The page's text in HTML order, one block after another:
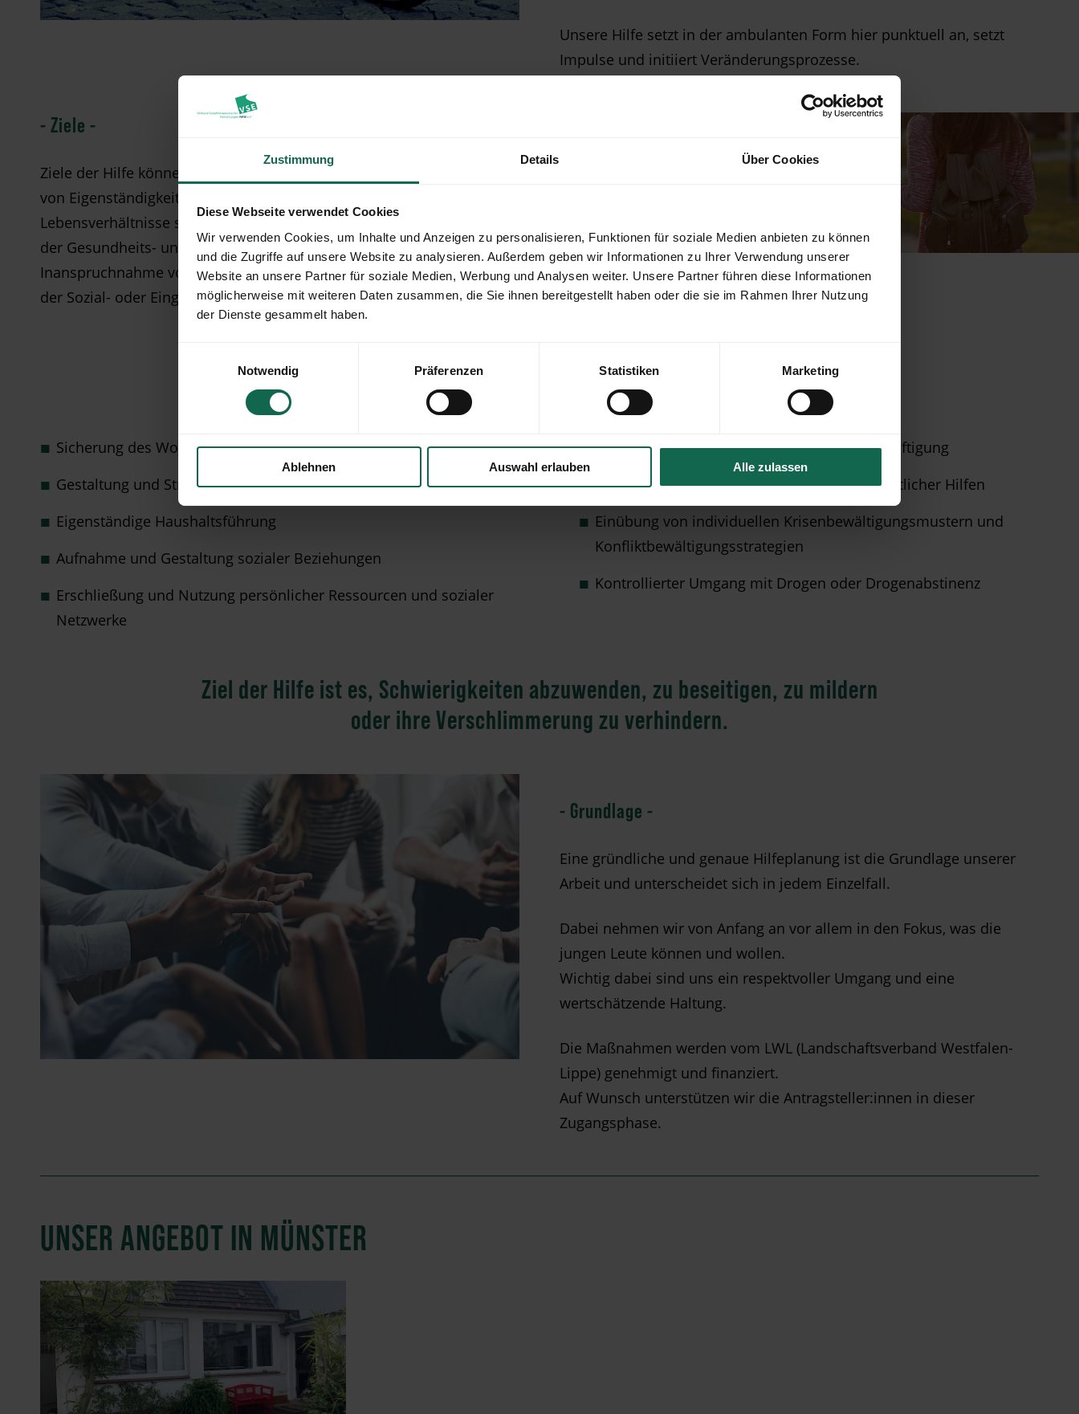
Zustimmung Details Über Cookies
Diese Webseite verwendet Cookies
Wir verwenden Cookies, um Inhalte und Anzeigen zu personalisieren, Funktionen für soziale Medien anbieten zu können
und die Zugriffe auf unsere Website zu analysieren. Außerdem geben wir Informationen zu Ihrer Verwendung unserer
Website an unsere Partner für soziale Medien, Werbung und Analysen weiter. Unsere Partner führen diese Informationen
möglicherweise mit weiteren Daten zusammen, die Sie ihnen bereitgestellt haben oder die sie im Rahmen Ihrer Nutzung
der Dienste gesammelt haben.
Notwendig
Präferenzen Statistiken Marketing
Ablehnen Auswahl erlauben Alle zulassen
Unsere Hilfe setzt in der ambulanten Form hier punktuell an, setzt
Impulse und initiiert Veränderungsprozesse.
- Ziele -
Ziele der Hilfe können dabei - je nach Ausgangslage - die Erlangung
von Eigenständigkeit und Integration in übliche Wohn- und
Lebensverhältnisse sein, der Zugang zu Regelversorgungssystemen
der Gesundheits- und Sozialhilfe oder die Erschließung und
Inanspruchnahme von weiterführenden Hilfen in stationärer Form
der Sozial- oder Eingliederungshilfe.
Konkrete Ziele sind je nach Einzelfall:
Sicherung des Wohnens in eigener Wohnung
Gestaltung und Strukturierung des Alltags
Eigenständige Haushaltsführung
Aufnahme und Gestaltung sozialer Beziehungen
Erschließung und Nutzung persönlicher Ressourcen und sozialer
Netzwerke
Integration in Arbeit, Ausbildung oder Beschäftigung
Erschließung therapeutischer und gesundheitlicher Hilfen
Einübung von individuellen Krisenbewältigungsmustern und
Konfliktbewältigungsstrategien
Kontrollierter Umgang mit Drogen oder Drogenabstinenz
Ziel der Hilfe ist es, Schwierigkeiten abzuwenden, zu beseitigen, zu mildern
oder ihre Verschlimmerung zu verhindern.
- Grundlage -
Eine gründliche und genaue Hilfeplanung ist die Grundlage unserer
Arbeit und unterscheidet sich in jedem Einzelfall.
Dabei nehmen wir von Anfang an vor allem in den Fokus, was die
jungen Leute können und wollen.
Wichtig dabei sind uns ein respektvoller Umgang und eine
wertschätzende Haltung.
Die Maßnahmen werden vom LWL (Landschaftsverband Westfalen-
Lippe) genehmigt und finanziert.
Auf Wunsch unterstützen wir die Antragsteller:innen in dieser
Zugangsphase.
UNSER ANGEBOT IN MÜNSTER